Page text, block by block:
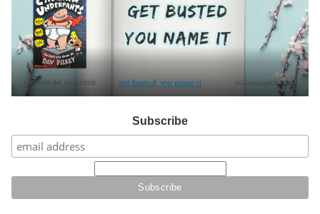
get busted, you name it
Subscribe